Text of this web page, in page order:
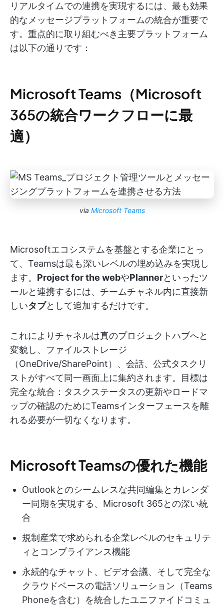
リアルタイムでの連携を実現するには、最も効果
的なメッセージプラットフォームの統合が重要で
す。重点的に取り組むべき主要プラットフォーム
は以下の通りです：
Microsoft Teams（Microsoft
365の統合ワークフローに最
適）
via Microsoft Teams
Microsoftエコシステムを基盤とする企業にとっ
て、Teamsは最も深いレベルの埋め込みを実現し
ます。 Project for the webやPlannerといったツ
ールと連携するには、チームチャネル内に直接新
しいタブとして追加するだけです。
これによりチャネルは真のプロジェクトハブへと
変貌し、ファイルストレージ
（OneDrive/SharePoint）、会話、公式タスクリ
ストがすべて同一画面上に集約されます。目標は
完全な統合：タスクステータスの更新やロードマ
ップの確認のためにTeamsインターフェースを離
れる必要が一切なくなります。
Microsoft Teamsの優れた機能
Outlookとのシームレスな共同編集とカレンダ
ー同期を実現する、Microsoft 365との深い統
合
規制産業で求められる企業レベルのセキュリテ
ィとコンプライアンス機能
永続的なチャット、ビデオ会議、そして完全な
クラウドベースの電話ソリューション（Teams
Phoneを含む）を統合したユニファイドコミュ